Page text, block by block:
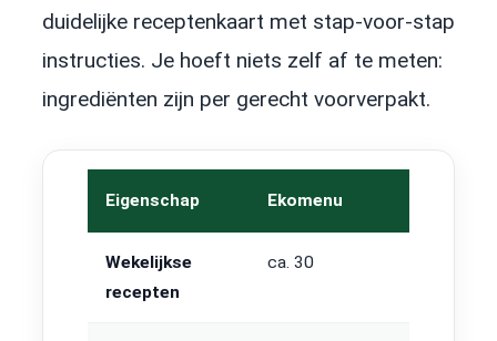
duidelijke receptenkaart met stap-voor-stap
instructies. Je hoeft niets zelf af te meten:
ingrediënten zijn per gerecht voorverpakt.
Eigenschap Ekomenu
Wekelijkse
recepten
ca. 30